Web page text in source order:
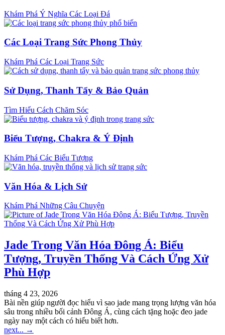
Khám Phá Ý Nghĩa Các Loại Đá
Các Loại Trang Sức Phong Thủy
Khám Phá Các Loại Trang Sức
Sử Dụng, Thanh Tẩy & Bảo Quản
Tìm Hiểu Cách Chăm Sóc
Biểu Tượng, Chakra & Ý Định
Khám Phá Các Biểu Tượng
Văn Hóa & Lịch Sử
Khám Phá Những Câu Chuyện
Jade Trong Văn Hóa Đông Á: Biểu
Tượng, Truyền Thống Và Cách Ứng Xử
Phù Hợp
tháng 4 23, 2026
Bài nền giúp người đọc hiểu vì sao jade mang trọng lượng văn hóa
sâu trong nhiều bối cảnh Đông Á, cùng cách tặng hoặc đeo jade
ngày nay một cách có hiểu biết hơn.
next... →